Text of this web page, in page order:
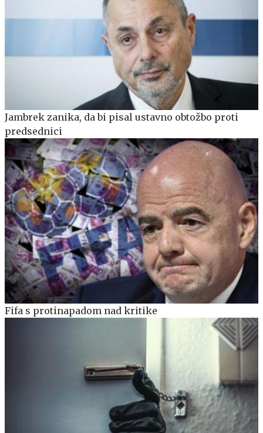
Jambrek zanika, da bi pisal ustavno obtožbo proti
predsednici
Fifa s protinapadom nad kritike